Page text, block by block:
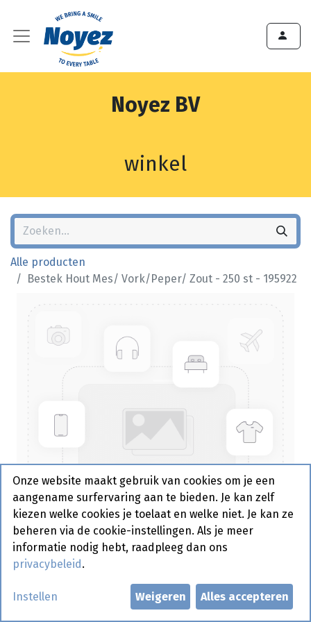
Noyez BV
winkel
Alle producten
Bestek Hout Mes/ Vork/Peper/ Zout - 250 st - 195922
Bestek Hout Mes/ Vork/Peper/
Onze website maakt gebruik van cookies om je een
aangename surfervaring aan te bieden. Je kan zelf
kiezen welke cookies je toelaat en welke niet. Je kan ze
beheren via de cookie-instellingen. Als je meer
informatie nodig hebt, raadpleeg dan ons
privacybeleid .
Instellen Weigeren Alles accepteren